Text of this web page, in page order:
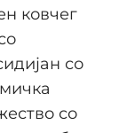
ковчег
со
со